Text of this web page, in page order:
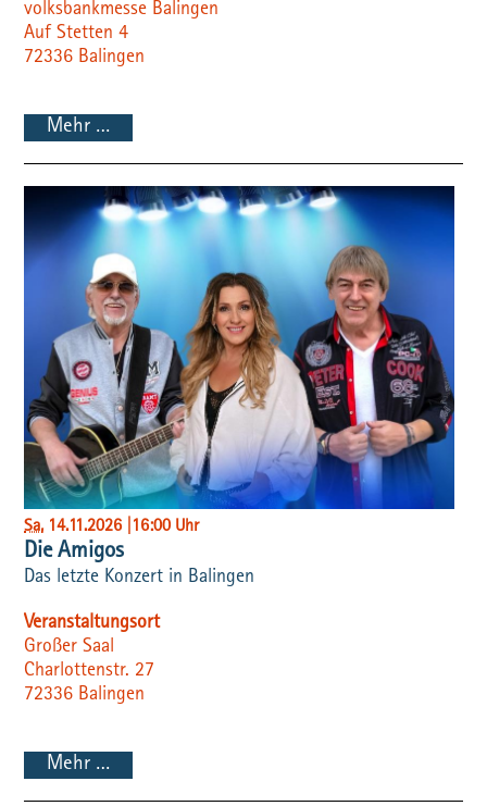
volksbankmesse Balingen
Auf Stetten 4
72336 Balingen
Mehr …
Sa, 14.11.2026 16:00 Uhr
Die Amigos
Das letzte Konzert in Balingen
Veranstaltungsort
Großer Saal
Charlottenstr. 27
72336 Balingen
Mehr …